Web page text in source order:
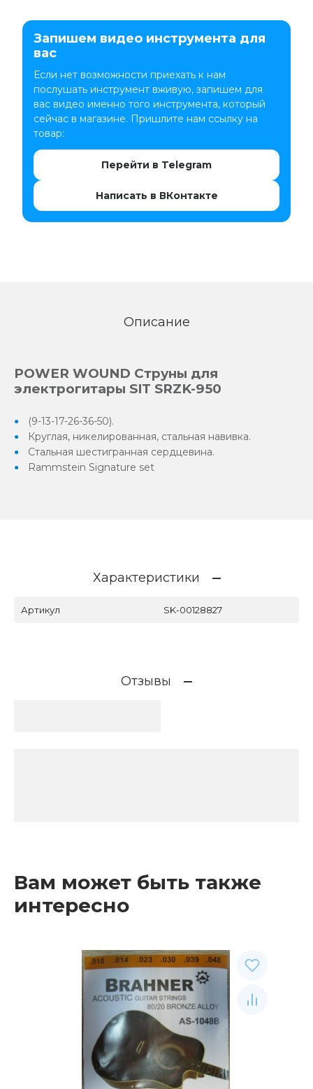
Запишем видео инструмента для
вас
Если нет возможности приехать к нам
послушать инструмент вживую, запишем для
вас видео именно того инструмента, который
сейчас в магазине. Пришлите нам ссылку на
товар:
Перейти в Telegram
Написать в ВКонтакте
Описание
POWER WOUND Струны для
электрогитары SIT SRZK-950
(9-13-17-26-36-50).
Круглая, никелированная, стальная навивка.
Стальная шестигранная сердцевина.
Rammstein Signature set
Характеристики
Артикул SK-00128827
Отзывы
Вам может быть также
интересно